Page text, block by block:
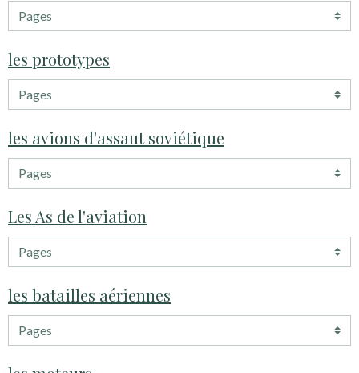
les prototypes
les avions d'assaut soviétique
Les As de l'aviation
les batailles aériennes